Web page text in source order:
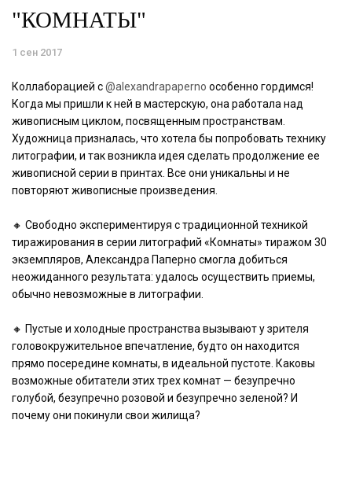
"КОМНАТЫ"
1 сен 2017
Коллаборацией с@alexandrapaperno особенно гордимся!
Когда мы пришли к ней в мастерскую, она работала над
живописным циклом, посвященным пространствам.
Художница призналась, что хотела бы попробовать технику
литографии, и так возникла идея сделать продолжение ее
живописной серии в принтах. Все они уникальны и не
повторяют живописные произведения.
🔸 Свободно экспериментируя с традиционной техникой
тиражирования в серии литографий «Комнаты» тиражом 30
экземпляров, Александра Паперно смогла добиться
неожиданного результата: удалось осуществить приемы,
обычно невозможные в литографии.
🔸 Пустые и холодные пространства вызывают у зрителя
головокружительное впечатление, будто он находится
прямо посередине комнаты, в идеальной пустоте. Каковы
возможные обитатели этих трех комнат — безупречно
голубой, безупречно розовой и безупречно зеленой? И
почему они покинули свои жилища?